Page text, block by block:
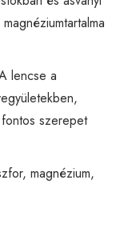
lencse a
szerepet
magnézium,